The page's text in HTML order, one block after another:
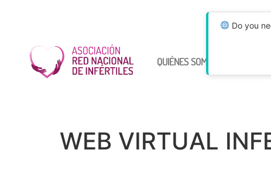
Do you
QUIÉNES SOMOS
WEB VIRTUAL